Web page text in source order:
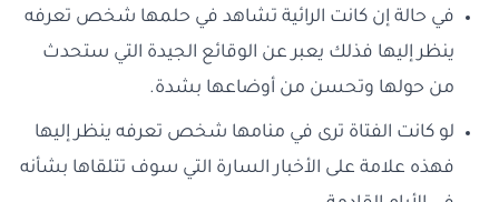
في حالة إن كانت الرائية تشاهد في حلمها شخص تعرفه
ينظر إليها فذلك يعبر عن الوقائع الجيدة التي ستحدث
من حولها وتحسن من أوضاعها بشدة.
لو كانت الفتاة ترى في منامها شخص تعرفه ينظر إليها
فهذه علامة على الأخبار السارة التي سوف تتلقاها بشأنه